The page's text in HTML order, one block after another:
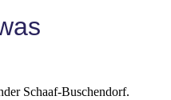
Schaaf-Buschendorf.